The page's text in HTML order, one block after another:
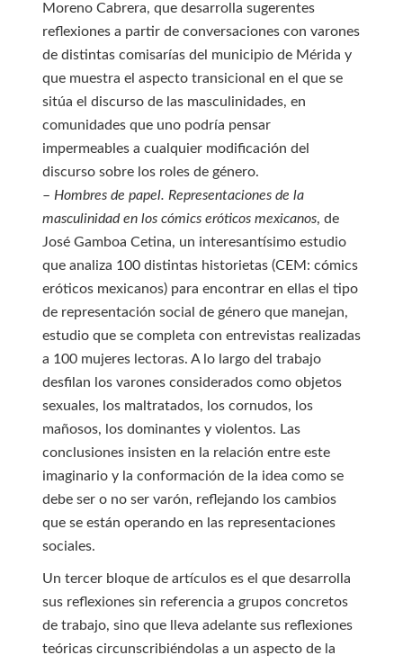
Moreno Cabrera, que desarrolla sugerentes
reflexiones a partir de conversaciones con varones
de distintas comisarías del municipio de Mérida y
que muestra el aspecto transicional en el que se
sitúa el discurso de las masculinidades, en
comunidades que uno podría pensar
impermeables a cualquier modificación del
discurso sobre los roles de género.
– Hombres de papel. Representaciones de la
masculinidad en los cómics eróticos mexicanos, de
José Gamboa Cetina, un interesantísimo estudio
que analiza 100 distintas historietas (CEM: cómics
eróticos mexicanos) para encontrar en ellas el tipo
de representación social de género que manejan,
estudio que se completa con entrevistas realizadas
a 100 mujeres lectoras. A lo largo del trabajo
desfilan los varones considerados como objetos
sexuales, los maltratados, los cornudos, los
mañosos, los dominantes y violentos. Las
conclusiones insisten en la relación entre este
imaginario y la conformación de la idea como se
debe ser o no ser varón, reflejando los cambios
que se están operando en las representaciones
sociales.
Un tercer bloque de artículos es el que desarrolla
sus reflexiones sin referencia a grupos concretos
de trabajo, sino que lleva adelante sus reflexiones
teóricas circunscribiéndolas a un aspecto de la